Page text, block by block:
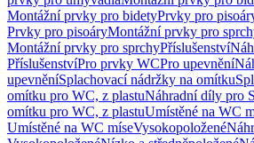
Montážní prvky pro bidetyPrvky pro
Prvky pro pisoáryMontážní prvky pro
Montážní prvky pro sprchyPříslušenství
PříslušenstvíPro prvky WCPro upevnění
upevněníSplachovací nádržky na omítku
omítku pro WC, z plastuNáhradní díly pro
omítku pro WC, z plastuUmístěné na WC
Umístěné na WC míseVysokopoložené